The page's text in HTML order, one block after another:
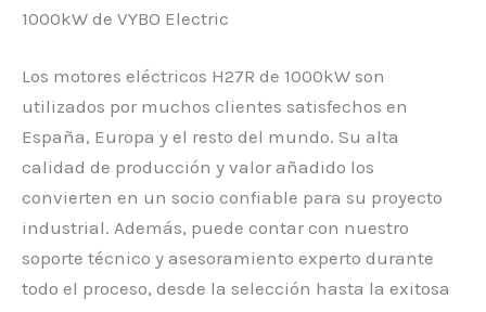
1000kW de VYBO Electric
Los motores eléctricos H27R de 1000kW son
utilizados por muchos clientes satisfechos en
España, Europa y el resto del mundo. Su alta
calidad de producción y valor añadido los
convierten en un socio confiable para su proyecto
industrial. Además, puede contar con nuestro
soporte técnico y asesoramiento experto durante
todo el proceso, desde la selección hasta la exitosa